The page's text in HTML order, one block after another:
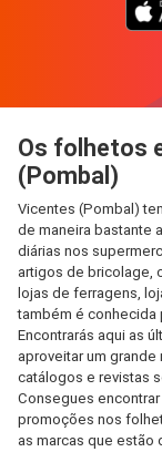
Os folhetos
(Pombal)
Vicentes (Pombal)
de maneira bastante
diárias nos
artigos de bricolage,
lojas de ferragens,
também é conhecida
Encontrarás aqui as
aproveitar um
catálogos e revistas
Consegues
promoções nos
as marcas que estão